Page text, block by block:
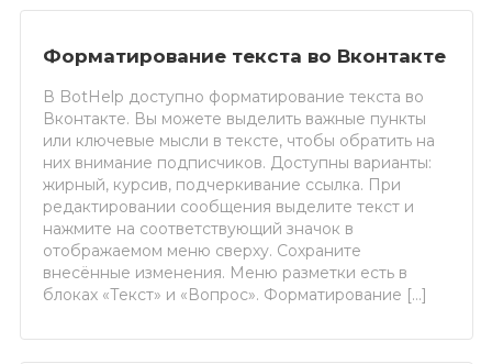
Форматирование текста во Вконтакте
В BotHelp доступно форматирование текста во
Вконтакте. Вы можете выделить важные пункты
или ключевые мысли в тексте, чтобы обратить на
них внимание подписчиков. Доступны варианты:
жирный, курсив, подчеркивание ссылка. При
редактировании сообщения выделите текст и
нажмите на соответствующий значок в
отображаемом меню сверху. Сохраните
внесённые изменения. Меню разметки есть в
блоках «Текст» и «Вопрос». Форматирование […]